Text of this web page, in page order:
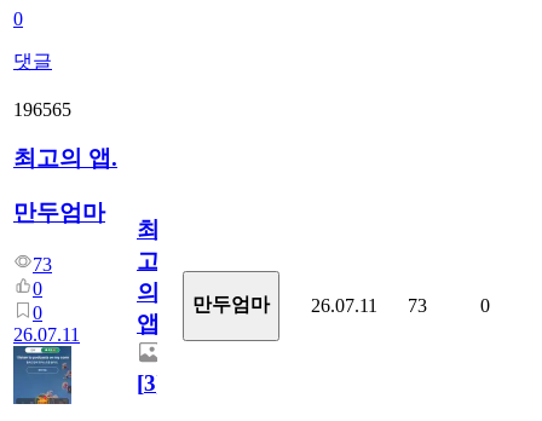
0
댓글
196565
최고의 앱.
만두엄마
73
0
0
26.07.11
최
고
의
앱.
[3]
만두엄마 26.07.11 73 0